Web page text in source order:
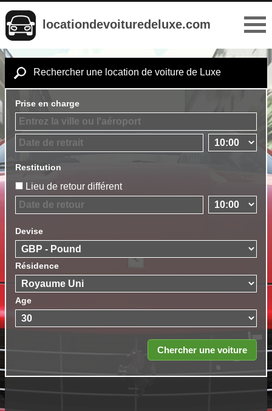
locationdevoituredeluxe.com
Rechercher une location de voiture de Luxe
Prise en charge
Restitution
Lieu de retour différent
Devise
Résidence
Age